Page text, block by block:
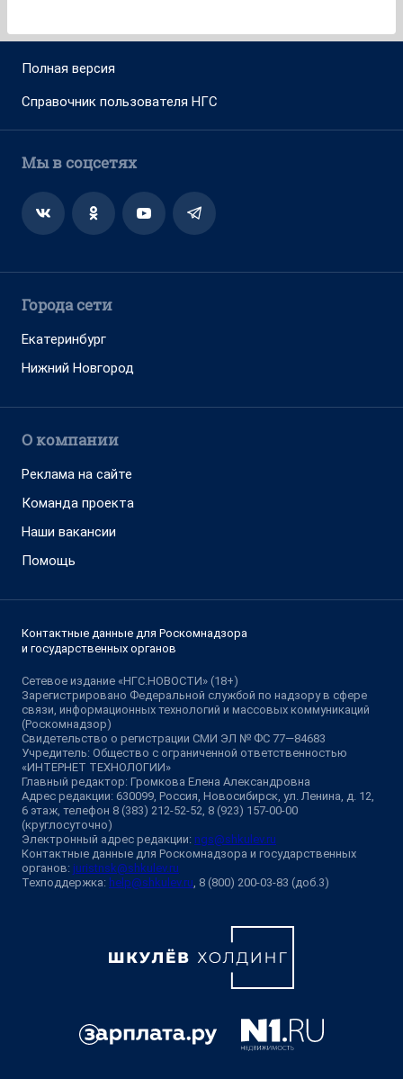
Полная версия
Справочник пользователя НГС
Мы в соцсетях
Города сети
Екатеринбург
Нижний Новгород
О компании
Реклама на сайте
Команда проекта
Наши вакансии
Помощь
Контактные данные для Роскомнадзора
и государственных органов
Сетевое издание «НГС.НОВОСТИ» (18+)
Зарегистрировано Федеральной службой по надзору в сфере
связи, информационных технологий и массовых коммуникаций
(Роскомнадзор)
Свидетельство о регистрации СМИ ЭЛ № ФС 77—84683
Учредитель: Общество с ограниченной ответственностью
«ИНТЕРНЕТ ТЕХНОЛОГИИ»
Главный редактор: Громкова Елена Александровна
Адрес редакции: 630099, Россия, Новосибирск, ул. Ленина, д. 12,
6 этаж, телефон 8 (383) 212-52-52, 8 (923) 157-00-00
(круглосуточно)
Электронный адрес редакции: ngs@shkulev.ru
Контактные данные для Роскомнадзора и государственных
органов: juristnsk@shkulev.ru
Техподдержка: help@shkulev.ru, 8 (800) 200-03-83 (доб.3)